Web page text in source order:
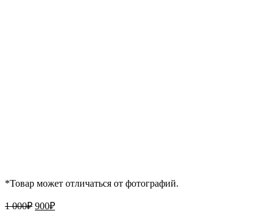
*Товар может отличаться от фотографий.
1 000₽ Первоначальная
900₽Текущая